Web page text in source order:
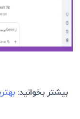
بیشتر بخوانید: